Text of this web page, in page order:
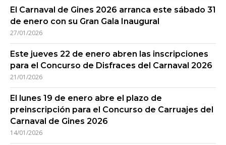
El Carnaval de Gines 2026 arranca este sábado 31
de enero con su Gran Gala Inaugural
27/01/2026
Este jueves 22 de enero abren las inscripciones
para el Concurso de Disfraces del Carnaval 2026
21/01/2026
El lunes 19 de enero abre el plazo de
preinscripción para el Concurso de Carruajes del
Carnaval de Gines 2026
14/01/2026